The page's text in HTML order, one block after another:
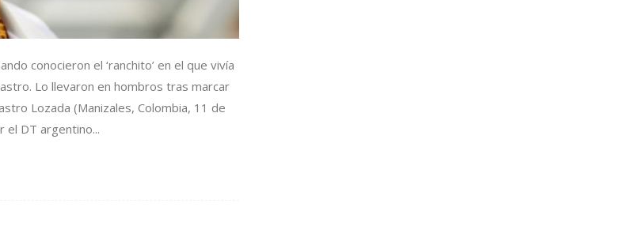
conocieron el ‘ranchito’ en el que vivía
Lo llevaron en hombros tras marcar
Lozada (Manizales, Colombia, 11 de
DT argentino...